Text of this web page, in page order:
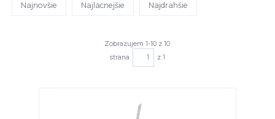
Najnovšie Najlacnejšie Najdrahšie
Zobrazujem 1-10 z 10
strana
z 1